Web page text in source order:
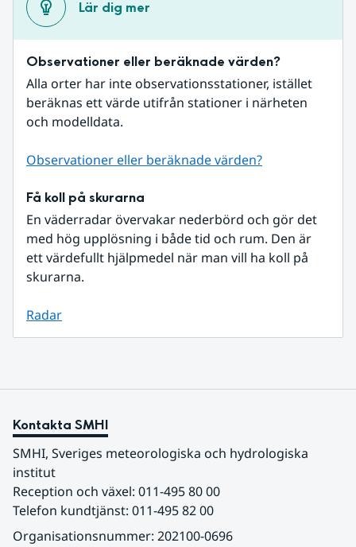
Lär dig mer
Observationer eller beräknade värden?
Alla orter har inte observationsstationer, istället
beräknas ett värde utifrån stationer i närheten
och modelldata.
Observationer eller beräknade värden?
Få koll på skurarna
En väderradar övervakar nederbörd och gör det
med hög upplösning i både tid och rum. Den är
ett värdefullt hjälpmedel när man vill ha koll på
skurarna.
Radar
Kontakta SMHI
SMHI, Sveriges meteorologiska och hydrologiska
institut
Reception och växel: 011-495 80 00
Telefon kundtjänst: 011-495 82 00
Organisationsnummer: 202100-0696